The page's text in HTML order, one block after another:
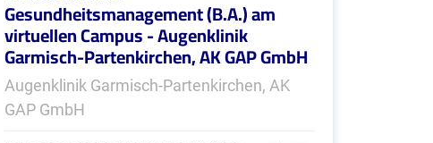
Gesundheitsmanagement (B.A.) am
virtuellen Campus - Augenklinik
Garmisch-Partenkirchen, AK GAP GmbH
Augenklinik Garmisch-Partenkirchen, AK
GAP GmbH